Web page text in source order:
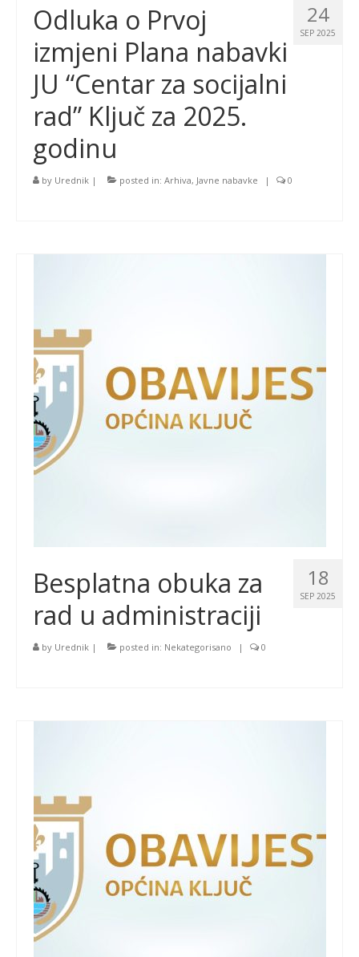
24
SEP 2025
Odluka o Prvoj
izmjeni Plana nabavki
JU “Centar za socijalni
rad” Ključ za 2025.
godinu
by Urednik | posted in: Arhiva, Javne nabavke | 0
18
SEP 2025
Besplatna obuka za
rad u administraciji
by Urednik | posted in: Nekategorisano | 0